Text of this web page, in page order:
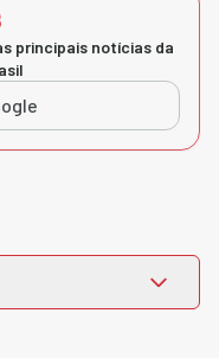
principais notícias da